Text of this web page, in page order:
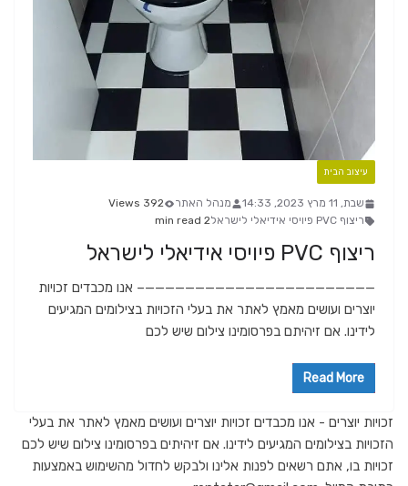
עיצוב הבית
שבת, 11 מרץ 2023, 14:33 מנהל האתר
392 Views
ריצוף PVC פיויסי אידיאלי לישראל
2 min read
ריצוף PVC פיויסי אידיאלי לישראל
———————————————————————– אנו מכבדים זכויות
יוצרים ועושים מאמץ לאתר את בעלי הזכויות בצילומים המגיעים
לידינו. אם זיהיתם בפרסומינו צילום שיש לכם
Read More
זכויות יוצרים - אנו מכבדים זכויות יוצרים ועושים מאמץ לאתר את בעלי
הזכויות בצילומים המגיעים לידינו. אם זיהיתים בפרסומינו צילום שיש לכם
זכויות בו, אתם רשאים לפנות אלינו ולבקש לחדול מהשימוש באמצעות